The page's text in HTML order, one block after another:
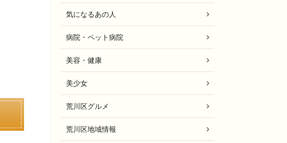
気になるあの人
病院・ペット病院
美容・健康
美少女
荒川区グルメ
荒川区地域情報